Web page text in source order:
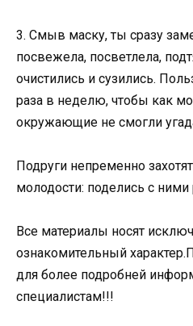
3. Смыв маску, ты сразу
посвежела, посветлела,
очистились и сузились.
раза в неделю, чтобы как
окружающие не смогли
Подруги непременно
молодости: поделись с
Все материалы носят
ознакомительный
для более подробней
специалистам!!!